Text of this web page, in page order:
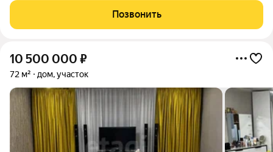
цокольный, на котором находится ёмкость для воды объёмом
3,5 куб.м. и помещение
Позвонить
10 500 000 ₽
72 м² дом, участок